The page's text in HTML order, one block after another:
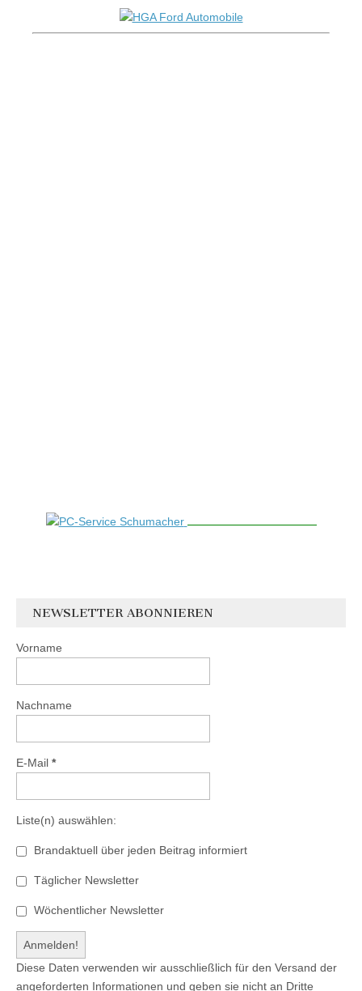
NEWSLETTER ABONNIEREN
Vorname
Nachname
E-Mail *
Liste(n) auswählen:
Brandaktuell über jeden Beitrag informiert
Täglicher Newsletter
Wöchentlicher Newsletter
Diese Daten verwenden wir ausschließlich für den Versand der
angeforderten Informationen und geben sie nicht an Dritte